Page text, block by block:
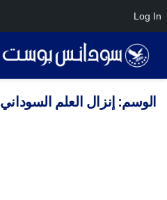
الوسم: إنزال العلم السوداني
Log In